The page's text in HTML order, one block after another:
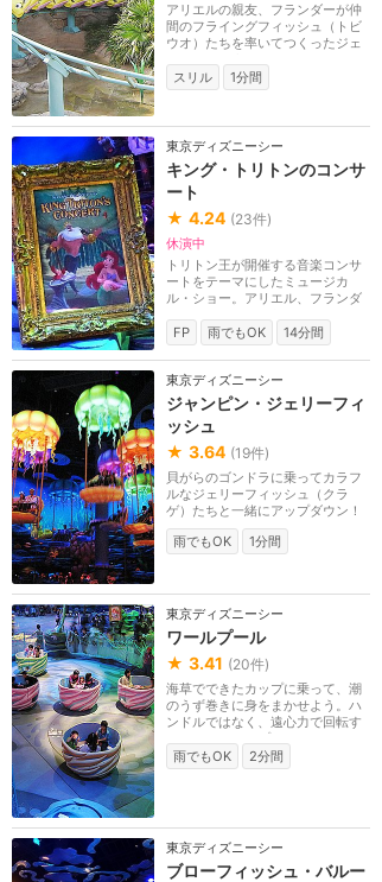
アリエルの親友、フランダーが仲
間のフライングフィッシュ（トビ
ウオ）たちを率いてつくったジェ
スリル
1分間
東京ディズニーシー
キング・トリトンのコンサ
ート
★ 4.24 (23件)
休演中
トリトン王が開催する音楽コンサ
ートをテーマにしたミュージカ
ル・ショー。アリエル、フランダ
FP
雨でもOK 14分間
東京ディズニーシー
ジャンピン・ジェリーフィ
ッシュ
★ 3.64 (19件)
貝がらのゴンドラに乗ってカラフ
ルなジェリーフィッシュ（クラ
ゲ）たちと一緒にアップダウン！
雨でもOK
1分間
東京ディズニーシー
ワールプール
★ 3.41 (20件)
海草でできたカップに乗って、潮
のうず巻きに身をまかせよう。ハ
ンドルではなく、遠心力で回転す
るコーヒーカップ...
雨でもOK
2分間
東京ディズニーシー
ブローフィッシュ・バルー